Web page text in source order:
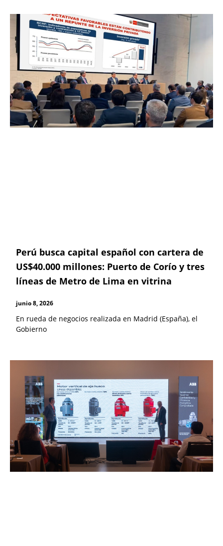
Perú busca capital español con cartera de
US$40.000 millones: Puerto de Corío y tres
líneas de Metro de Lima en vitrina
junio 8, 2026
En rueda de negocios realizada en Madrid (España), el
Gobierno